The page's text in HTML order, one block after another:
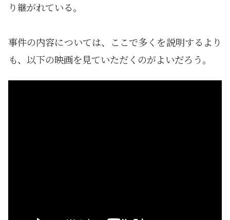
り継がれている。
事件の内容については、ここで多くを説明するより
も、以下の映画を見ていただくのがよいだろう。